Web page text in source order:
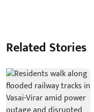
Related Stories